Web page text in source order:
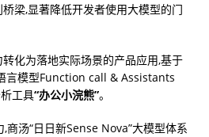
梁,显著降低开发者使用大模型的门
化为落地实际场景的产品应用,基于
言模型Function call & Assistants
工具“办公小浣熊”。
,商汤“日日新Sense Nova”大模型体系